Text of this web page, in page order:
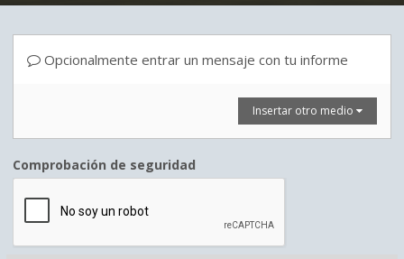
Opcionalmente entrar un mensaje con tu informe
Insertar otro medio
Comprobación de seguridad